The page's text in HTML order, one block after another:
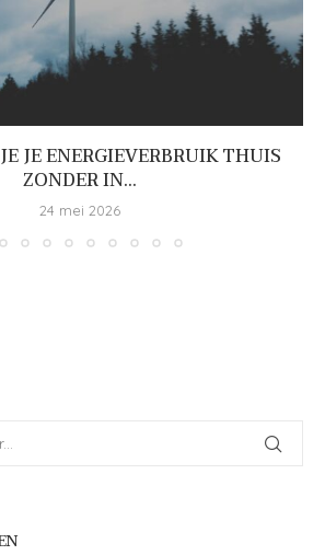
JE ENERGIEVERBRUIK THUIS
ZONDER IN...
24 mei 2026